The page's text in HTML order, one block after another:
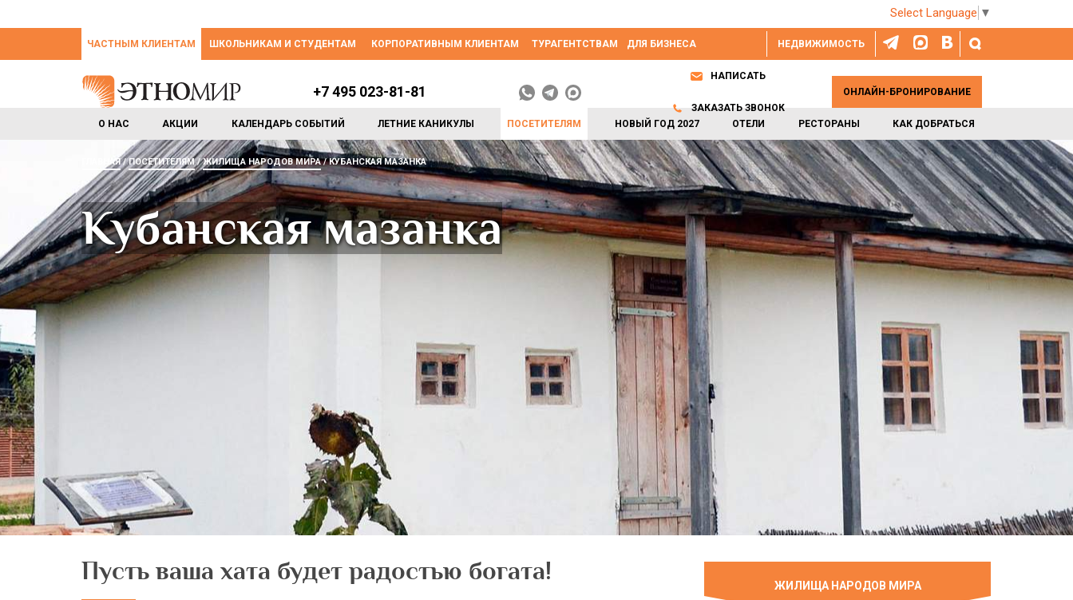
Select Language ▼
НЕДВИЖИМОСТЬ
ЧАСТНЫМ КЛИЕНТАМ ШКОЛЬНИКАМ И СТУДЕНТАМ КОРПОРАТИВНЫМ КЛИЕНТАМ ТУРАГЕНТСТВАМ ДЛЯ БИЗНЕСА
О НАС АКЦИИ КАЛЕНДАРЬ СОБЫТИЙ ЛЕТНИЕ КАНИКУЛЫ ПОСЕТИТЕЛЯМ НОВЫЙ ГОД 2027 ОТЕЛИ РЕСТОРАНЫ КАК ДОБРАТЬСЯ
+7 495 023-81-81
НАПИСАТЬ
ЗАКАЗАТЬ ЗВОНОК
ОНЛАЙН-БРОНИРОВАНИЕ
ГЛАВНАЯ ПОСЕТИТЕЛЯМ ЖИЛИЩА НАРОДОВ МИРА КУБАНСКАЯ МАЗАНКА
Кубанская мазанка
Пусть ваша хата будет радостью богата!
ЖИЛИЩА НАРОДОВ МИРА